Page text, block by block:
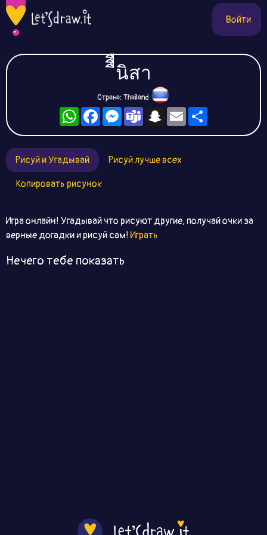
Войти
ืืืนิสา
Страна: Thailand
WhatsAppFacebookMessengerTeamsSnapchat
Email
Рисуй и Угадывай
Рисуй лучше всех
Копировать рисунок
Игра онлайн! Угадывай что рисуют другие, получай очки за
верные догадки и рисуй сам! Играть
Нечего тебе показать